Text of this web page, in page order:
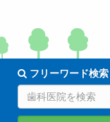
フリーワード検索